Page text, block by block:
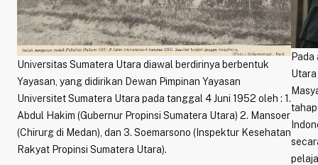
Universitas Sumatera Utara diawal berdirinya berbentuk
Yayasan, yang didirikan Dewan Pimpinan Yayasan
Universitet Sumatera Utara pada tanggal 4 Juni 1952 oleh : 1.
Abdul Hakim (Gubernur Propinsi Sumatera Utara) 2. Mansoer
(Chirurg di Medan), dan 3. Soemarsono (Inspektur Kesehatan
Rakyat Propinsi Sumatera Utara).